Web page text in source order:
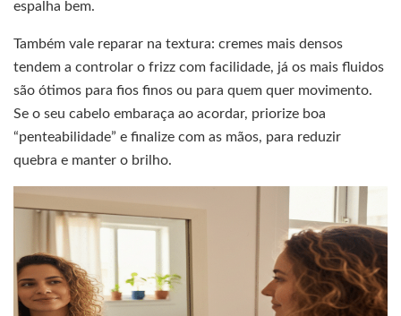
espalha bem.
Também vale reparar na textura: cremes mais densos
tendem a controlar o frizz com facilidade, já os mais fluidos
são ótimos para fios finos ou para quem quer movimento.
Se o seu cabelo embaraça ao acordar, priorize boa
“penteabilidade” e finalize com as mãos, para reduzir
quebra e manter o brilho.